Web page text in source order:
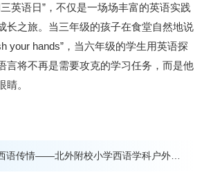
英语日”，不仅是一场场丰富的英语实践
长之旅。当三年级的孩子在食堂自然地说
your hands”，当六年级的学生用英语探
言将不再是需要攻克的学习任务，而是他
睛。
春日寻色，西语传情——北外附校小学西语学科户外项目式学习解锁校园春韵